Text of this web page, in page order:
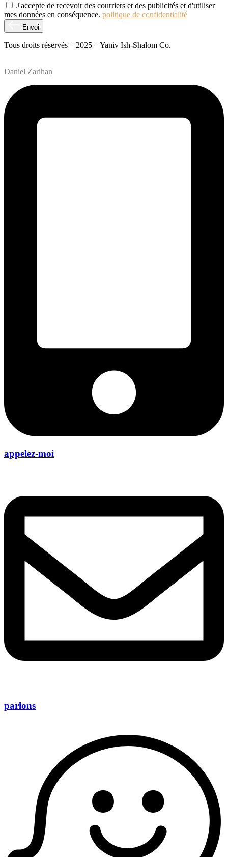
J'accepte de recevoir des courriers et des publicités et d'utiliser
mes données en conséquence. politique de confidentialité
Envoi
Tous droits réservés – 2025 – Yaniv Ish-Shalom Co.
Daniel Zarihan
appelez-moi
parlons